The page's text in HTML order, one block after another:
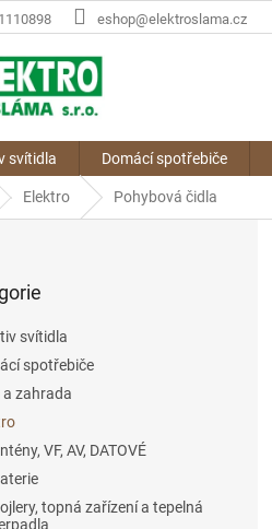
eshop@elektroslama.cz
svítidla Domácí spotřebiče
Elektro Pohybová čidla
svítidla
spotřebiče
a zahrada
VF, AV, DATOVÉ
topná zařízení a tepelná